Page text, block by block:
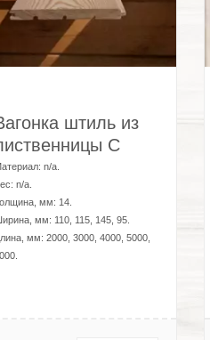
штиль из
C
n/a.
n/a.
мм: 14.
мм: 110, 115, 145, 95.
мм: 2000, 3000, 4000, 5000,
.